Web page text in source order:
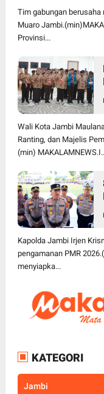
Tim gabungan berusaha
Muaro
Provinsi...
Wali Kota Jambi
Ranting, dan Majelis
(min)
Kapolda Jambi Irjen
pengamanan PMR
menyiapka...
KATEGORI
Jambi